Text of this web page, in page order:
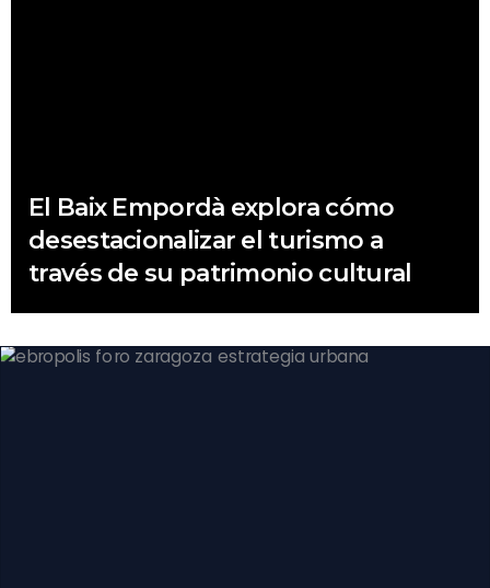
El Baix Empordà explora cómo
desestacionalizar el turismo a
través de su patrimonio cultural